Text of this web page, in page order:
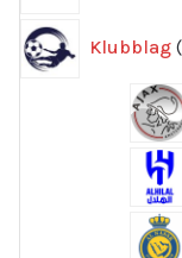
Klubblag